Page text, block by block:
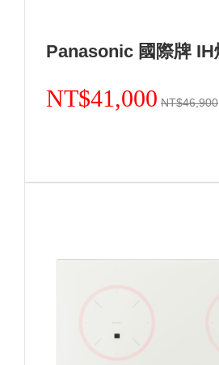
NT$41,000 NT$46,900